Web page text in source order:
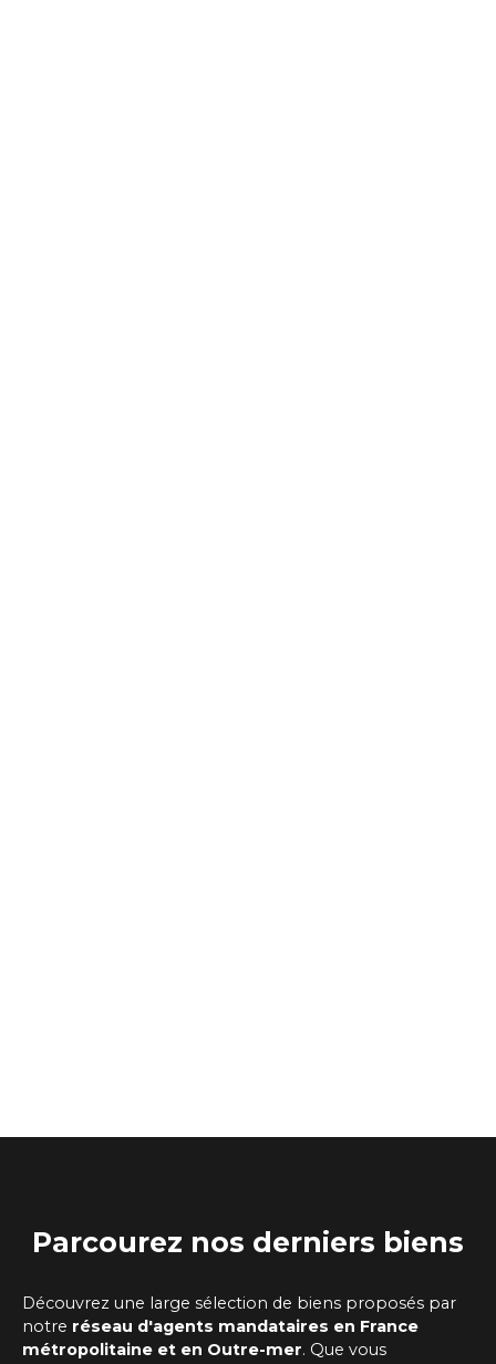
Parcourez nos derniers biens
Découvrez une large sélection de biens proposés par
notre réseau d'agents mandataires en France
métropolitaine et en Outre-mer. Que vous